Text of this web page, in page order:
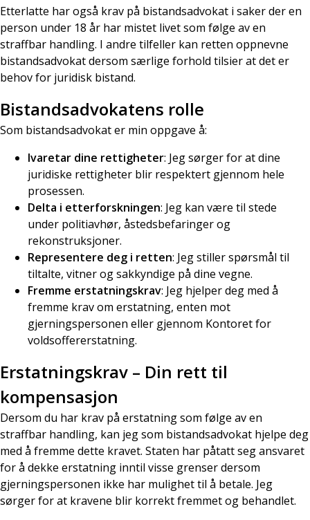
Etterlatte har også krav på bistandsadvokat i saker der en
person under 18 år har mistet livet som følge av en
straffbar handling. I andre tilfeller kan retten oppnevne
bistandsadvokat dersom særlige forhold tilsier at det er
behov for juridisk bistand.
Bistandsadvokatens rolle
Som bistandsadvokat er min oppgave å:
Ivaretar dine rettigheter: Jeg sørger for at dine
juridiske rettigheter blir respektert gjennom hele
prosessen.
Delta i etterforskningen: Jeg kan være til stede
under politiavhør, åstedsbefaringer og
rekonstruksjoner.
Representere deg i retten: Jeg stiller spørsmål til
tiltalte, vitner og sakkyndige på dine vegne.
Fremme erstatningskrav: Jeg hjelper deg med å
fremme krav om erstatning, enten mot
gjerningspersonen eller gjennom Kontoret for
voldsoffererstatning.
Erstatningskrav – Din rett til
kompensasjon
Dersom du har krav på erstatning som følge av en
straffbar handling, kan jeg som bistandsadvokat hjelpe deg
med å fremme dette kravet. Staten har påtatt seg ansvaret
for å dekke erstatning inntil visse grenser dersom
gjerningspersonen ikke har mulighet til å betale. Jeg
sørger for at kravene blir korrekt fremmet og behandlet.